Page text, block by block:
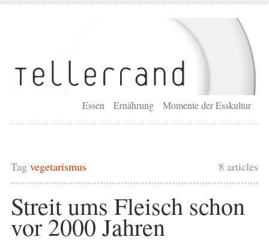
Essen Ernährung Momente der Esskultur
8 articles
Tag vegetarismus
Streit ums Fleisch schon
vor 2000 Jahren